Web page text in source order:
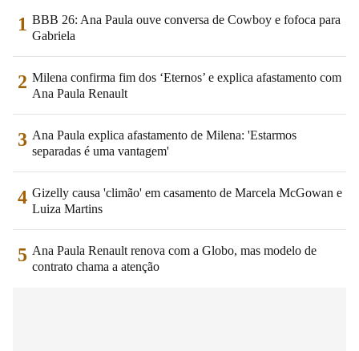
1 BBB 26: Ana Paula ouve conversa de Cowboy e fofoca para
Gabriela
2 Milena confirma fim dos ‘Eternos’ e explica afastamento com
Ana Paula Renault
3 Ana Paula explica afastamento de Milena: 'Estarmos
separadas é uma vantagem'
4 Gizelly causa 'climão' em casamento de Marcela McGowan e
Luiza Martins
5 Ana Paula Renault renova com a Globo, mas modelo de
contrato chama a atenção